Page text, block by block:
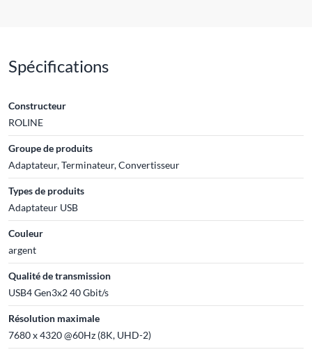
Spécifications
Constructeur
ROLINE
Groupe de produits
Adaptateur, Terminateur, Convertisseur
Types de produits
Adaptateur USB
Couleur
argent
Qualité de transmission
USB4 Gen3x2 40 Gbit/s
Résolution maximale
7680 x 4320 @60Hz (8K, UHD-2)